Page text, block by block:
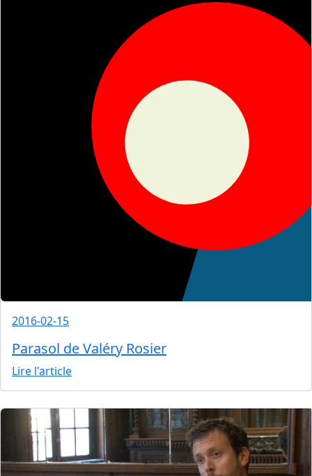
2016-02-15
Parasol de Valéry Rosier
Lire l'article